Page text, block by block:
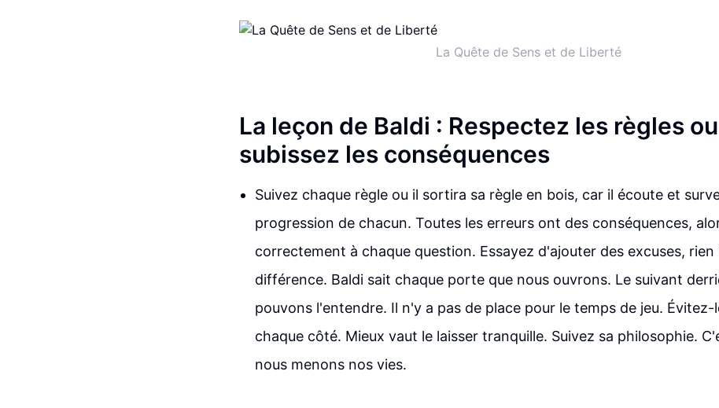
La Quête de Sens et de Liberté
La leçon de Baldi : Respectez les règles ou
subissez les conséquences
Suivez chaque règle ou il sortira sa règle en bois, car il écoute et
progression de chacun. Toutes les erreurs ont des conséquences,
correctement à chaque question. Essayez d'ajouter des excuses, rien
différence. Baldi sait chaque porte que nous ouvrons. Le suivant
pouvons l'entendre. Il n'y a pas de place pour le temps de jeu. Évitez-
chaque côté. Mieux vaut le laisser tranquille. Suivez sa philosophie.
nous menons nos vies.